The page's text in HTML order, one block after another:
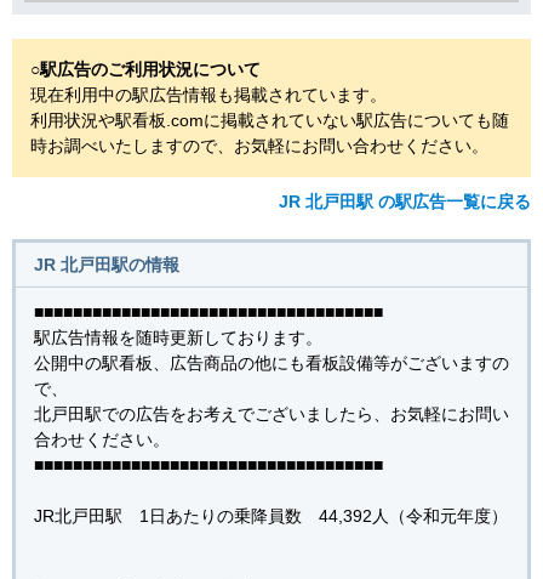
○駅広告のご利用状況について
現在利用中の駅広告情報も掲載されています。
利用状況や駅看板.comに掲載されていない駅広告についても随
時お調べいたしますので、お気軽にお問い合わせください。
JR 北戸田駅 の駅広告一覧に戻る
JR 北戸田駅の情報
■■■■■■■■■■■■■■■■■■■■■■■■■■■■■■■■■■■■
駅広告情報を随時更新しております。
公開中の駅看板、広告商品の他にも看板設備等がございますの
で、
北戸田駅での広告をお考えでございましたら、お気軽にお問い
合わせください。
■■■■■■■■■■■■■■■■■■■■■■■■■■■■■■■■■■■■
JR北戸田駅 1日あたりの乗降員数 44,392人（令和元年度）